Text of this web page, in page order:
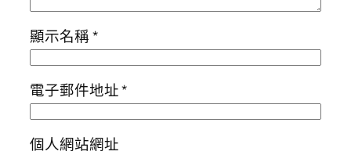
顯示名稱*
電子郵件地址*
個人網站網址